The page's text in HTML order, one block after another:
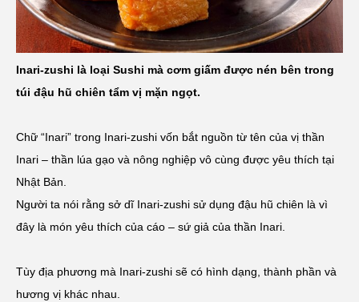
Inari-zushi là loại Sushi mà cơm giấm được nén bên trong
túi đậu hũ chiên tẩm vị mặn ngọt.
Chữ “Inari” trong Inari-zushi vốn bắt nguồn từ tên của vị thần
Inari – thần lúa gạo và nông nghiệp vô cùng được yêu thích tại
Nhật Bản.
Người ta nói rằng sở dĩ Inari-zushi sử dụng đậu hũ chiên là vì
đây là món yêu thích của cáo – sứ giả của thần Inari.
Tùy địa phương mà Inari-zushi sẽ có hình dạng, thành phần và
hương vị khác nhau.